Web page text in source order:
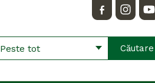
Peste tot